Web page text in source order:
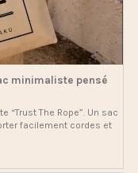
minimaliste pensé
“Trust The Rope”. Un sac
facilement cordes et